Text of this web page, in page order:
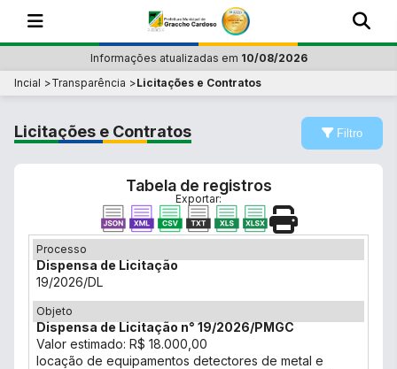
Informações atualizadas em 10/08/2026
Incial
Transparência Licitações e Contratos
Licitações e Contratos Filtro
Tabela de registros
Exportar:
Processo
Dispensa de Licitação
19/2026/DL
Objeto
Dispensa de Licitação n° 19/2026/PMGC
Valor estimado: R$ 18.000,00
locação de equipamentos detectores de metal e